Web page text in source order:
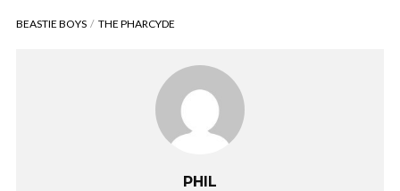
BEASTIE BOYS THE PHARCYDE
PHIL